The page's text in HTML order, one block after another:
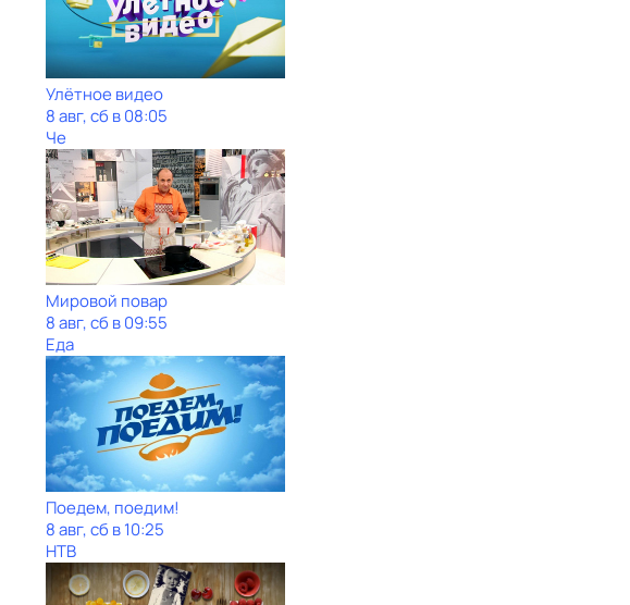
Улётное видео
8 авг, сб в 08:05
Че
Мировой повар
8 авг, сб в 09:55
Еда
Поедем, поедим!
8 авг, сб в 10:25
НТВ